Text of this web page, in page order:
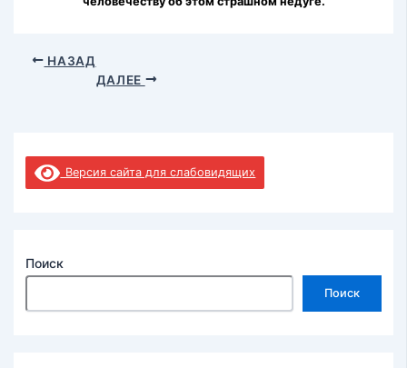
НАЗАД
ДАЛЕЕ
Версия сайта для слабовидящих
Поиск
Поиск